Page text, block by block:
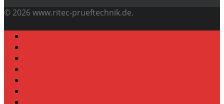
© 2026 www.ritec-prueftechnik.de.